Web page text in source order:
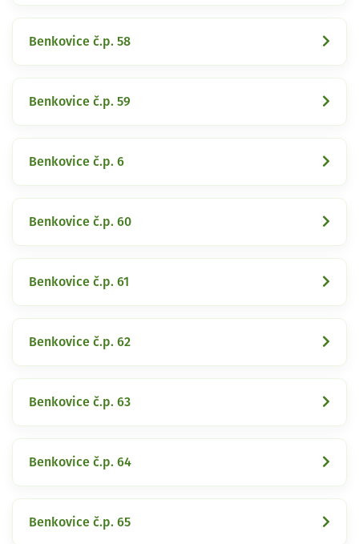
Benkovice č.p. 58
Benkovice č.p. 59
Benkovice č.p. 6
Benkovice č.p. 60
Benkovice č.p. 61
Benkovice č.p. 62
Benkovice č.p. 63
Benkovice č.p. 64
Benkovice č.p. 65